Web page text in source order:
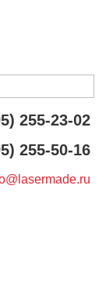
255-23-02
255-50-16